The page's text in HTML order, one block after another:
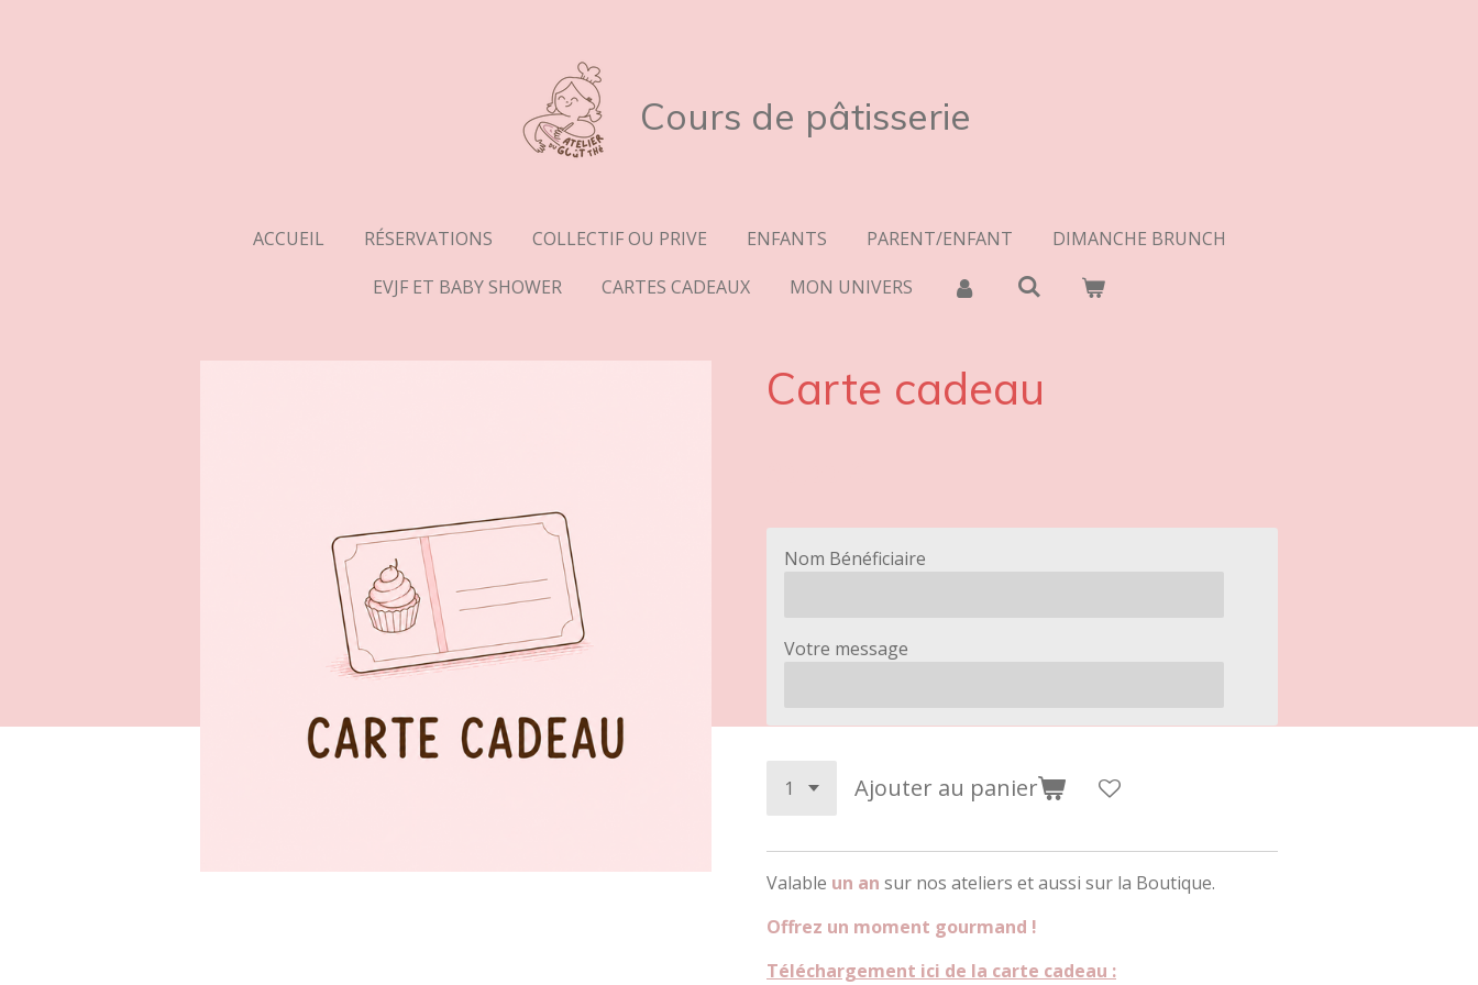
Cours de pâtisserie
ACCUEIL RÉSERVATIONS COLLECTIF OU PRIVE ENFANTS PARENT/ENFANT
DIMANCHE BRUNCH
EVJF ET BABY SHOWER
CARTES CADEAUX MON UNIVERS
Carte cadeau
Nom Bénéficiaire
Votre message
Ajouter au panier
Valable un an sur nos ateliers et aussi sur la Boutique.
Offrez un moment gourmand !
Téléchargement ici de la carte cadeau :